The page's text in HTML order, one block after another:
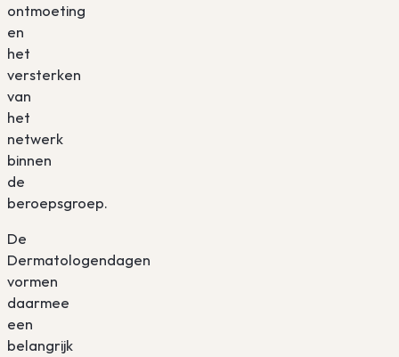
ontmoeting
en
het
versterken
van
het
netwerk
binnen
de
beroepsgroep.
De
Dermatologendagen
vormen
daarmee
een
belangrijk